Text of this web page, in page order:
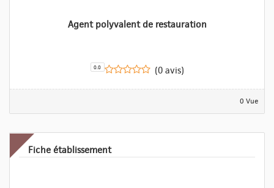
Agent polyvalent de restauration
0.0 (0 avis)
0 Vue
Fiche établissement